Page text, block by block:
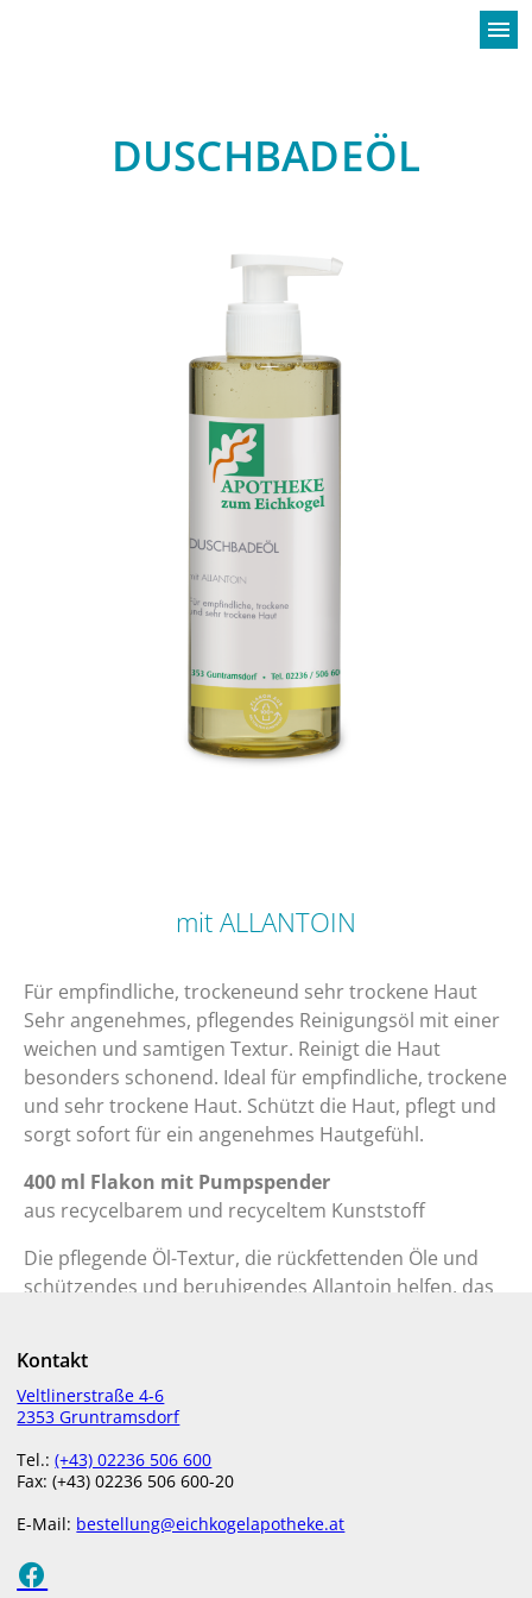
menu
DUSCHBADEÖL
mit ALLANTOIN
​Für empfindliche, trockeneund sehr trockene Haut
​Sehr angenehmes, pflegendes Reinigungsöl mit einer
weichen und samtigen Textur. Reinigt die Haut
besonders schonend. Ideal für empfindliche, trockene
und sehr trockene Haut. Schützt die Haut, pflegt und
sorgt sofort für ein angenehmes Hautgefühl.
400 ml Flakon mit Pumpspender
aus recycelbarem und recyceltem Kunststoff
​Die pflegende Öl-Textur, die rückfettenden Öle und
schützendes und beruhigendes Allantoin helfen, das
mindern.
Die Tenside auf Zuckerbasis sorgen für eine
besonders sanfte Reinigung und machen es zum
idealen Produkt für die tägliche Reinigung von
geeignet. Besonders geeignet bei trockener sowie
empfindlicher, zu Juckreiz und Rötungen neigender
Haut.
Kontakt
Veltlinerstraße 4-6
2353 Gruntramsdorf
Tel.:(+43) 02236 506 600
Fax: (+43) 02236 506 600-20
E-Mail: bestellung@eichkogelapotheke.at